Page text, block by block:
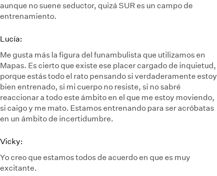
aunque no suene seductor, quizá SUR es un campo de
entrenamiento.
Lucía:
Me gusta más la figura del funambulista que utilizamos en
Mapas. Es cierto que existe ese placer cargado de inquietud,
porque estás todo el rato pensando si verdaderamente estoy
bien entrenado, si mi cuerpo no resiste, si no sabré
reaccionar a todo este ámbito en el que me estoy moviendo,
si caigo y me mato. Estamos entrenando para ser acróbatas
en un ámbito de incertidumbre.
Vicky:
Yo creo que estamos todos de acuerdo en que es muy
excitante.